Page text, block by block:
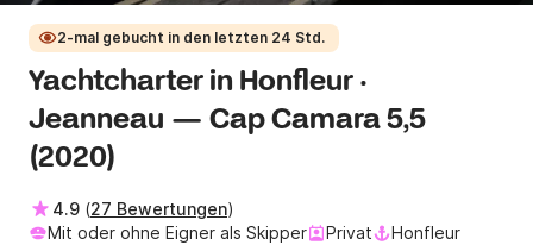
2-mal gebucht in den letzten 24 Std.
Yachtcharter in Honfleur ·
Jeanneau — Cap Camara 5,5
(2020)
4.9 (27 Bewertungen)
Mit oder ohne Eigner als Skipper
Privat
Honfleur